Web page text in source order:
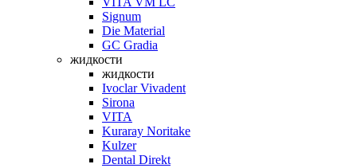
Signum
Die Material
GC Gradia
жидкости
жидкости
Ivoclar Vivadent
Sirona
VITA
Kuraray Noritake
Kulzer
Dental Direkt